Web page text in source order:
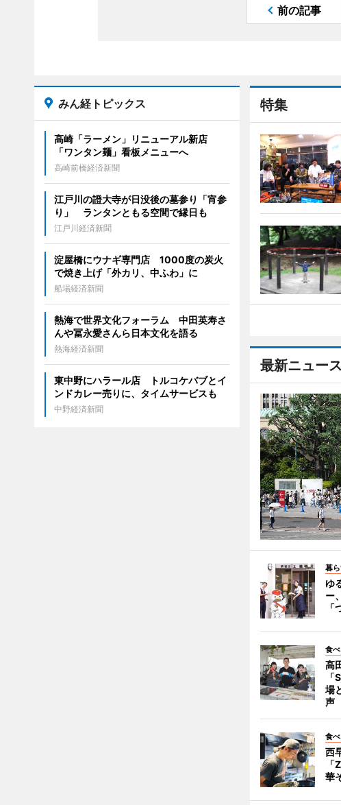
前の記事
特集
最新ニュース
暮
ゆ
ー
食
高
場
声
食
西
華
みん経トピックス
高崎「ラーメン」リニューアル新店
「ワンタン麺」看板メニューへ
高崎前橋経済新聞
江戸川の證大寺が日没後の墓参り「宵参
り」 ランタンともる空間で縁日も
江戸川経済新聞
淀屋橋にウナギ専門店 1000度の炭火
で焼き上げ「外カリ、中ふわ」に
船場経済新聞
熱海で世界文化フォーラム 中田英寿さ
んや冨永愛さんら日本文化を語る
熱海経済新聞
東中野にハラール店 トルコケバブとイ
ンドカレー売りに、タイムサービスも
中野経済新聞